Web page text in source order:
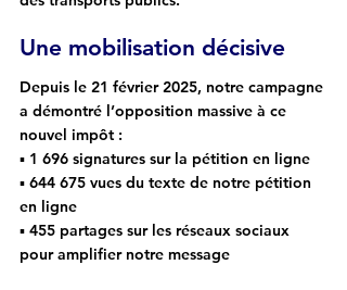
Une mobilisation décisive
Depuis le 21 février 2025, notre campagne
a démontré l’opposition massive à ce
nouvel impôt :
▪ 1 696 signatures sur la pétition en ligne
▪ 644 675 vues du texte de notre pétition
en ligne
▪ 455 partages sur les réseaux sociaux
pour amplifier notre message